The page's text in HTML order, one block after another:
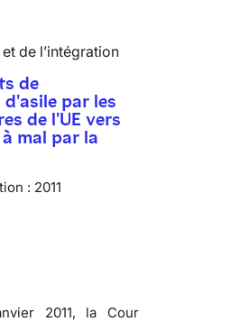
de l’intégration
de
par les
de l'UE vers
mal par la
: 2011
2011, la Cour